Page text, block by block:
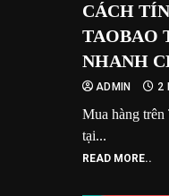
CÁCH
TAOBAO
NHANH
ADMIN 2
Mua hàng trên
tại...
READ MORE..